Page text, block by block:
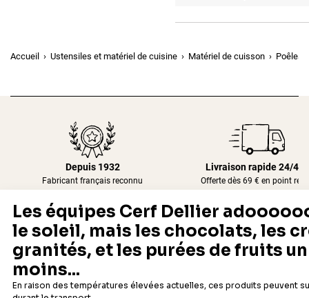
Accueil Ustensiles et matériel de cuisine Matériel de cuisson Poêles,
Depuis 1932
Fabricant français reconnu
Livraison rapide 24/48h
Offerte dès 69 € en point
Newsletter